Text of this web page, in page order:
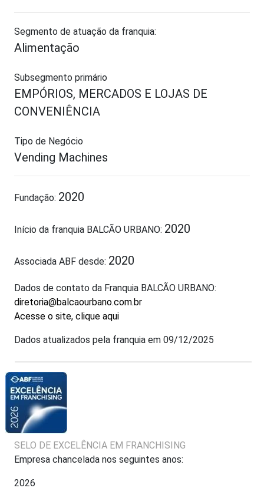
Segmento de atuação da franquia:
Alimentação
Subsegmento primário
EMPÓRIOS, MERCADOS E LOJAS DE
CONVENIÊNCIA
Tipo de Negócio
Vending Machines
Fundação: 2020
Início da franquia BALCÃO URBANO: 2020
Associada ABF desde: 2020
Dados de contato da Franquia BALCÃO URBANO:
diretoria@balcaourbano.com.br
Acesse o site, clique aqui
Dados atualizados pela franquia em 09/12/2025
SELO DE EXCELÊNCIA EM FRANCHISING
Empresa chancelada nos seguintes anos:
2026